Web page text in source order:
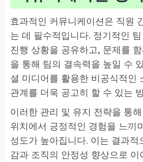
효과적인 커뮤니케이션은 직원
는 데 필수적입니다. 정기적인
진행 상황을 공유하고, 문제를
을 통해 팀의 결속력을 높일 수
셜 미디어를 활용한 비공식적인
관계를 더욱 공고히 할 수 있는
이러한 관리 및 유지 전략을 통
위치에서 긍정적인 경험을 느끼
성도가 높아집니다. 이는 결과적
감과 조직의 안정성 향상으로 이